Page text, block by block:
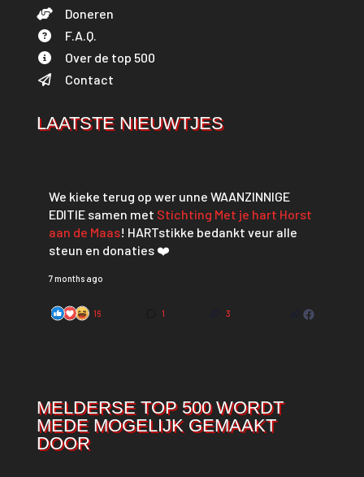
Doneren
F.A.Q.
Over de top 500
Contact
LAATSTE NIEUWTJES
We kieke terug op wer unne WAANZINNIGE
EDITIE samen met Stichting Met je hart Horst
aan de Maas! HARTstikke bedankt veur alle
steun en donaties ❤️
7 months ago
16 1 3
MELDERSE TOP 500 WORDT
MEDE MOGELIJK GEMAAKT
DOOR